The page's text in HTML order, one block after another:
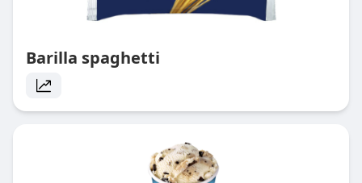
Barilla spaghetti